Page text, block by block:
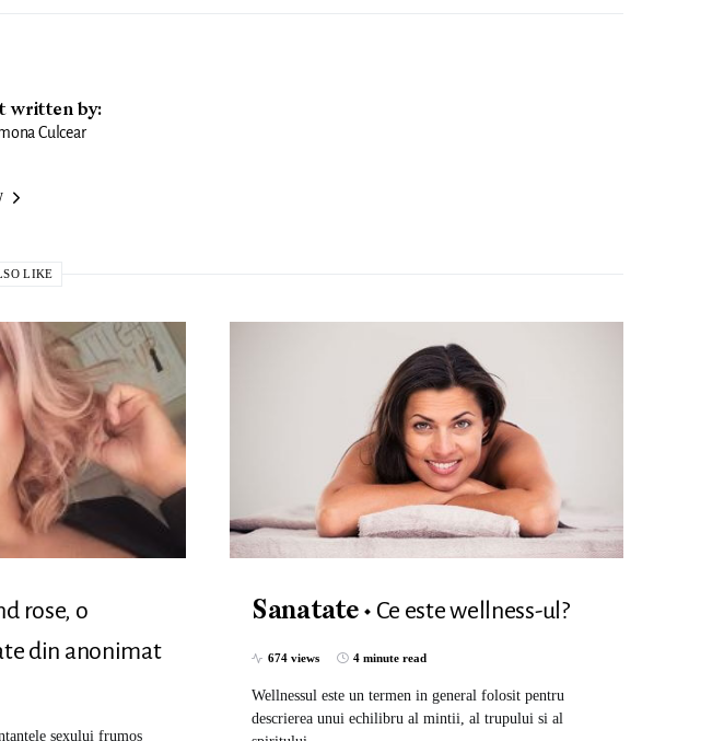
written by:
Culcear
LIKE
rose, o
din anonimat
sexului frumos
Sanatate Ce este wellness-ul?
674 views 4 minute read
Wellnessul este un termen in general folosit pentru
descrierea unui echilibru al mintii, al trupului si al